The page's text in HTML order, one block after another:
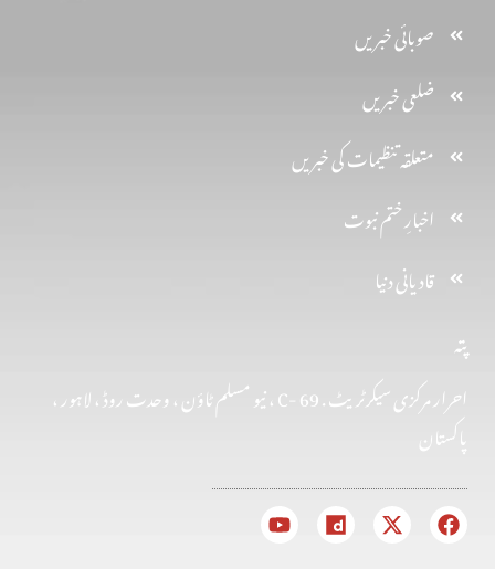
پتہ
احرار مرکزی سیکرٹریٹ . 69 -C ، نیو مسلم ٹاؤن ، وحدت روڈ ، لاہور ،
پاکستان
صوبائی خبریں
ضلعی خبریں
متعلقہ تنظیمات کی خبریں
اخبارِ ختم نبوت
قادیانی دنیا